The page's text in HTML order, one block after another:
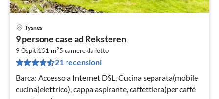
Tysnes
9 persone case ad Reksteren
9 Ospiti151 m25 camere da letto
21 recensioni
Barca: Accesso a Internet DSL, Cucina separata(mobile
cucina(elettrico), cappa aspirante, caffettiera(per caffé